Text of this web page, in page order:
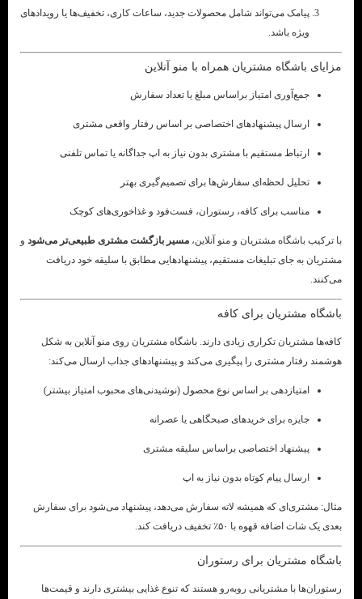
پیامک می‌تواند شامل محصولات جدید، ساعات کاری، تخفیف‌ها یا رویدادهای
ویژه باشد.
مزایای باشگاه مشتریان همراه با منو آنلاین
جمع‌آوری امتیاز براساس مبلغ یا تعداد سفارش
ارسال پیشنهادهای اختصاصی بر اساس رفتار واقعی مشتری
ارتباط مستقیم با مشتری بدون نیاز به اپ جداگانه یا تماس تلفنی
تحلیل لحظه‌ای سفارش‌ها برای تصمیم‌گیری بهتر
مناسب برای کافه، رستوران، فست‌فود و غذاخوری‌های کوچک
با ترکیب باشگاه مشتریان و منو آنلاین،مسیر بازگشت مشتری طبیعی‌تر می‌شودو
مشتریان به جای تبلیغات مستقیم، پیشنهادهایی مطابق با سلیقه خود دریافت
می‌کنند.
باشگاه مشتریان برای کافه
کافه‌ها مشتریان تکراری زیادی دارند. باشگاه مشتریان روی منو آنلاین به شکل
هوشمند رفتار مشتری را پیگیری می‌کند و پیشنهادهای جذاب ارسال می‌کند:
امتیازدهی بر اساس نوع محصول (نوشیدنی‌های محبوب امتیاز بیشتر)
جایزه برای خریدهای صبحگاهی یا عصرانه
پیشنهاد اختصاصی براساس سلیقه مشتری
ارسال پیام کوتاه بدون نیاز به اپ
مثال: مشتری‌ای که همیشه لاته سفارش می‌دهد، پیشنهاد می‌شود برای سفارش
بعدی یک شات اضافه قهوه با ۵۰٪ تخفیف دریافت کند.
باشگاه مشتریان برای رستوران
رستوران‌ها با مشتریانی روبه‌رو هستند که تنوع غذایی بیشتری دارند و قیمت‌ها